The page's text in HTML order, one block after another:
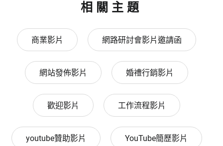
相關主題
商業影片 網路研討會影片邀請函
網站發佈影片 婚禮行銷影片
歡迎影片 工作流程影片
youtube贊助影片 YouTube簡歷影片